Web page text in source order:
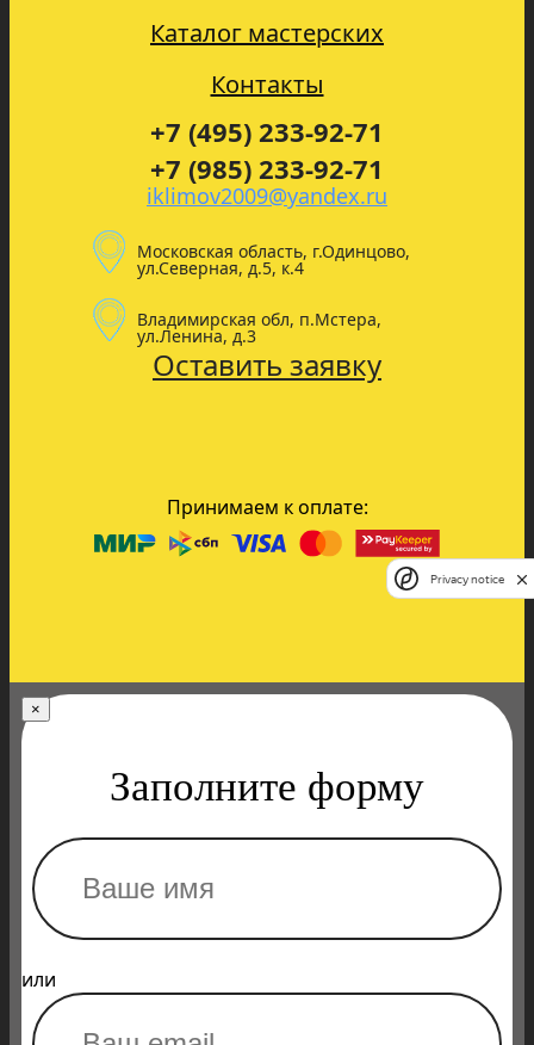
Каталог мастерских
Контакты
+7 (495) 233-92-71
+7 (985) 233-92-71
iklimov2009@yandex.ru
Московская область, г.Одинцово,
ул.Северная, д.5, к.4
Владимирская обл, п.Мстера,
ул.Ленина, д.3
Оставить заявку
Принимаем к оплате:
×
Заполните форму
или
Privacy notice